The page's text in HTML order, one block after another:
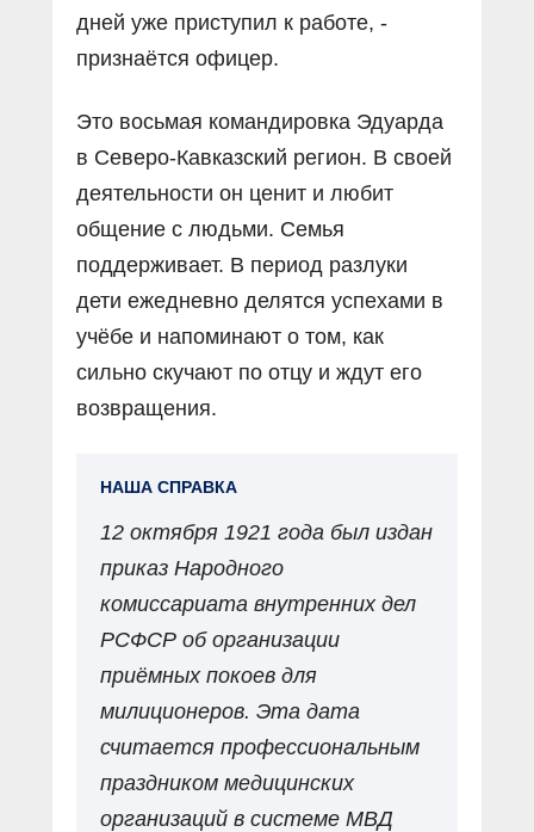
дней уже приступил к работе, -
признаётся офицер.
Это восьмая командировка Эдуарда
в Северо-Кавказский регион. В своей
деятельности он ценит и любит
общение с людьми. Семья
поддерживает. В период разлуки
дети ежедневно делятся успехами в
учёбе и напоминают о том, как
сильно скучают по отцу и ждут его
возвращения.
НАША СПРАВКА
12 октября 1921 года был издан
приказ Народного
комиссариата внутренних дел
РСФСР об организации
приёмных покоев для
милиционеров. Эта дата
считается профессиональным
праздником медицинских
организаций в системе МВД